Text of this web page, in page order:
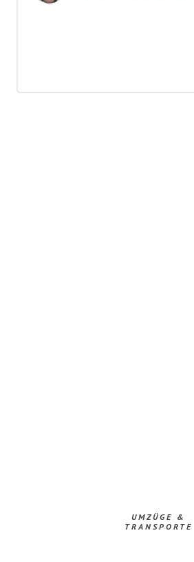
UMZÜGE &
TRANSPORTE